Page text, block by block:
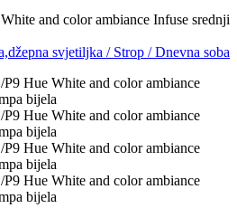
and color ambiance Infuse srednji
svjetiljka / Strop /Dnevna soba